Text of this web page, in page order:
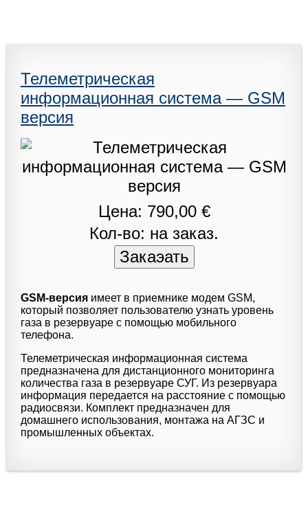
Телеметрическая
информационная система — GSM
версия
Цена: 790,00 €
Кол-во: на заказ.
GSM-версия имеет в приемнике модем GSM,
который позволяет пользователю узнать уровень
газа в резервуаре с помощью мобильного
телефона.
Телеметрическая информационная система
предназначена для дистанционного мониторинга
количества газа в резервуаре СУГ. Из резервуара
информация передается на расстояние с помощью
радиосвязи. Комплект предназначен для
домашнего использования, монтажа на АГЗС и
промышленных объектах.